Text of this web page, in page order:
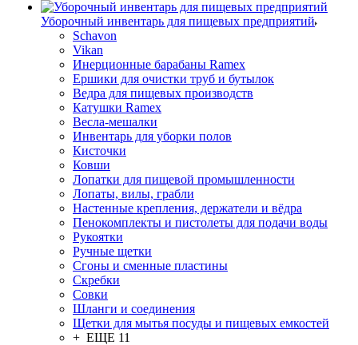
Уборочный инвентарь для пищевых предприятий
Schavon
Vikan
Инерционные барабаны Ramex
Ершики для очистки труб и бутылок
Ведра для пищевых производств
Катушки Ramex
Весла-мешалки
Инвентарь для уборки полов
Кисточки
Ковши
Лопатки для пищевой промышленности
Лопаты, вилы, грабли
Настенные крепления, держатели и вёдра
Пенокомплекты и пистолеты для подачи воды
Рукоятки
Ручные щетки
Сгоны и сменные пластины
Скребки
Совки
Шланги и соединения
Щетки для мытья посуды и пищевых емкостей
+ ЕЩЕ 11